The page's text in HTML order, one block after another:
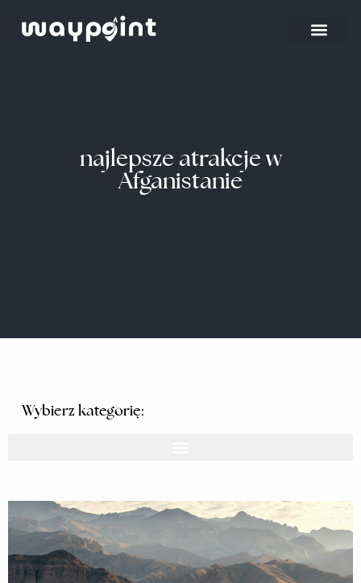
najlepsze atrakcje w
Afganistanie
Wybierz kategorię: